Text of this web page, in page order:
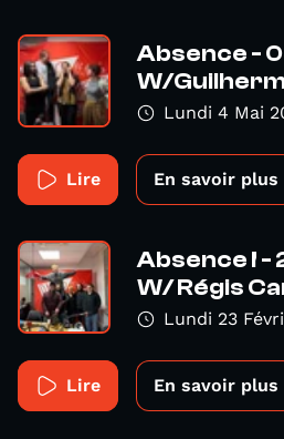
Absence -
W/
Lundi 4 Mai
Lire En savoir plus
Absence !
W/ Régis
Lundi 23
Lire En savoir plus